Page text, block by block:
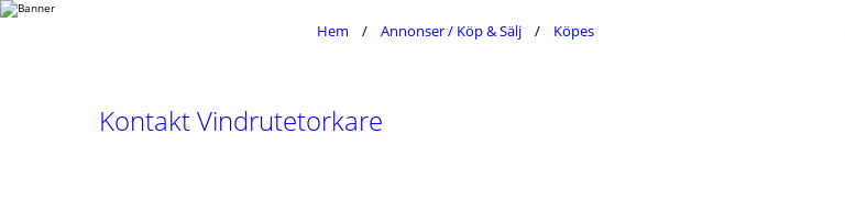
Hem Annonser / Köp & Sälj Köpes
Kontakt Vindrutetorkare